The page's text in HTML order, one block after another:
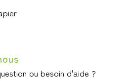
ou besoin d'aide ?